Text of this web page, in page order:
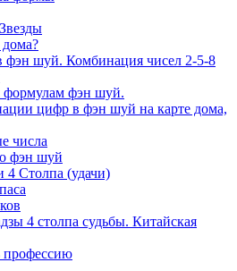
дома?
фэн шуй. Комбинация чисел 2-5-8
формулам фэн шуй.
цифр в фэн шуй на карте дома,
числа
фэн шуй
4 Столпа (удачи)
4 столпа судьбы. Китайская
профессию